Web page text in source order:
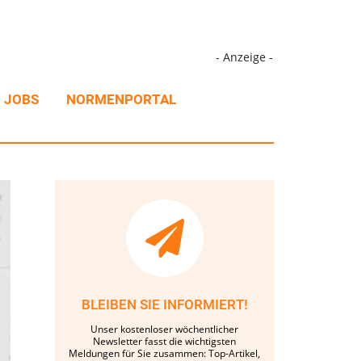
- Anzeige -
JOBS NORMENPORTAL
BLEIBEN SIE INFORMIERT!
Unser kostenloser wöchentlicher
Newsletter fasst die wichtigsten
Meldungen für Sie zusammen: Top-Artikel,